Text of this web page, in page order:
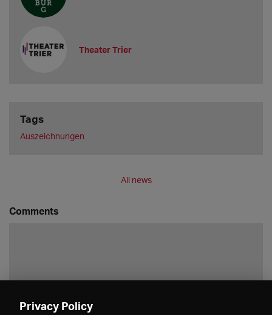
Theater Trier
Tags
Auszeichnungen
All news
Comments
Privacy Policy